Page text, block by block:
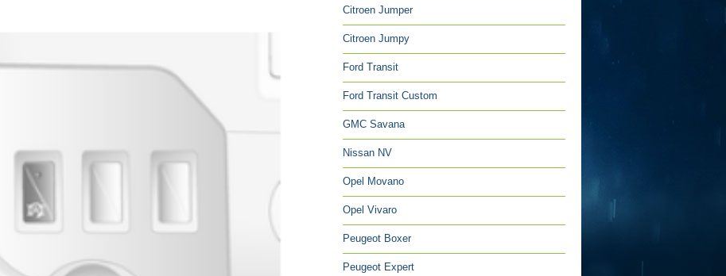
Citroen Jumper
Citroen Jumpy
Ford Transit
Ford Transit Custom
GMC Savana
Nissan NV
Opel Movano
Opel Vivaro
Peugeot Boxer
Peugeot Expert